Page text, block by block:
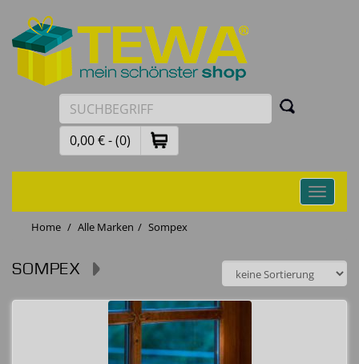
0,00 € - (0)
Toggle
Home
Alle Marken Sompex
SOMPEX